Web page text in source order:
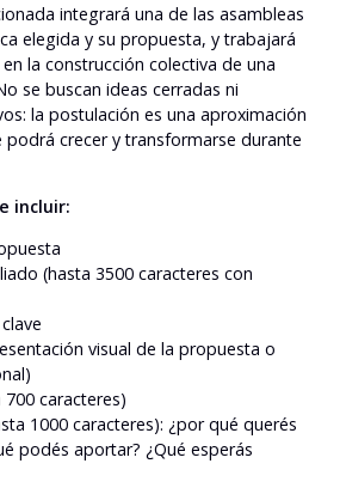
integrará una de las asambleas
elegida y su propuesta, y trabajará
la construcción colectiva de una
se buscan ideas cerradas ni
la postulación es una aproximación
crecer y transformarse durante
incluir:
(hasta 3500 caracteres con
visual de la propuesta o
caracteres)
1000 caracteres): ¿por qué querés
podés aportar? ¿Qué esperás